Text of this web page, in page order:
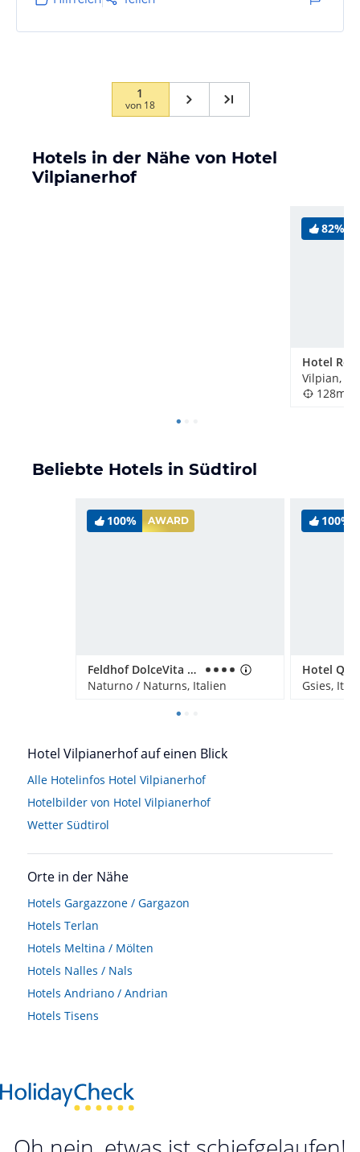
1
von 18
Hotels in der Nähe von Hotel
Vilpianerhof
82%
Vilpian,
128m
Beliebte Hotels in Südtirol
100% AWARD
Feldhof DolceVita Resort
Naturno / Naturns, Italien
100%
Gsies,
Hotel Vilpianerhof auf einen Blick
Alle Hotelinfos Hotel Vilpianerhof
Hotelbilder von Hotel Vilpianerhof
Wetter Südtirol
Orte in der Nähe
Hotels Gargazzone / Gargazon
Hotels Terlan
Hotels Meltina / Mölten
Hotels Nalles / Nals
Hotels Andriano / Andrian
Hotels Tisens